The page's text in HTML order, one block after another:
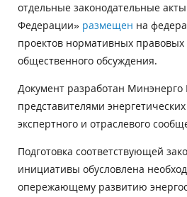
отдельные законодательные
Федерации» размещен на
проектов нормативных правовых
общественного обсуждения.
Документ разработан Минэнерго
представителями
экспертного и отраслевого
Подготовка соответствующей
инициативы обусловлена
опережающему развитию